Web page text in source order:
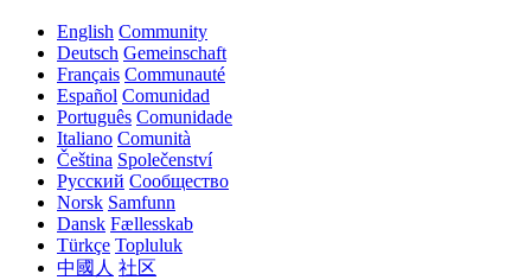
English Community
Deutsch Gemeinschaft
Français Communauté
Español Comunidad
Português Comunidade
Italiano Comunità
Čeština Společenství
Русский Сообщество
Norsk Samfunn
Dansk Fællesskab
Türkçe Topluluk
中國人 社区